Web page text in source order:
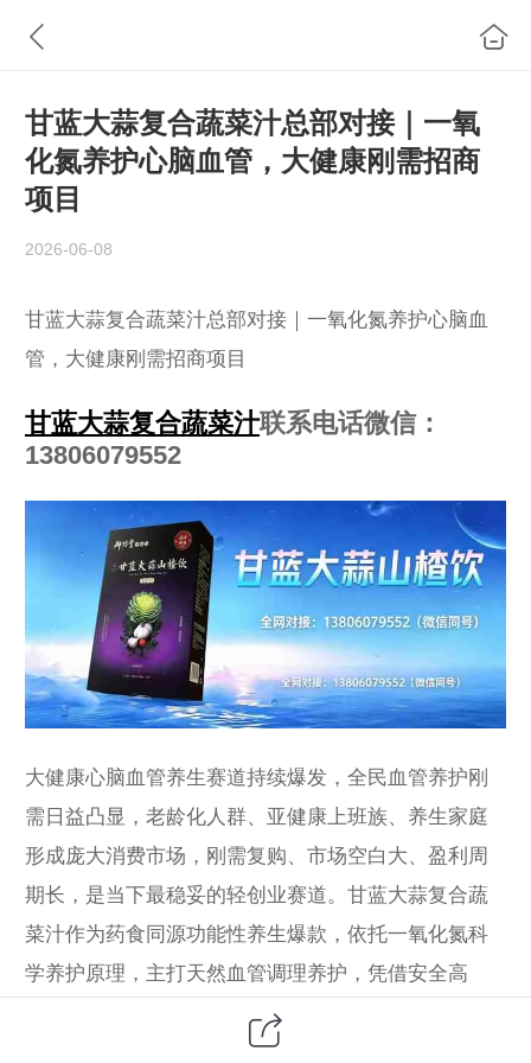
甘蓝大蒜复合蔬菜汁总部对接｜一氧
化氮养护心脑血管，大健康刚需招商
项目
2026-06-08
甘蓝大蒜复合蔬菜汁总部对接｜一氧化氮养护心脑血
管，大健康刚需招商项目
甘蓝大蒜复合蔬菜汁联系电话微信：
13806079552
大健康心脑血管养生赛道持续爆发，全民血管养护刚
需日益凸显，老龄化人群、亚健康上班族、养生家庭
形成庞大消费市场，刚需复购、市场空白大、盈利周
期长，是当下最稳妥的轻创业赛道。甘蓝大蒜复合蔬
菜汁作为药食同源功能性养生爆款，依托一氧化氮科
学养护原理，主打天然血管调理养护，凭借安全高
效、零添加、高复购的核心优势，迅速走红养生市
场，成为代理商掘金大健康的核心单品。